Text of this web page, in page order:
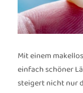
Mit einem
einfach schöner
steigert nicht nur